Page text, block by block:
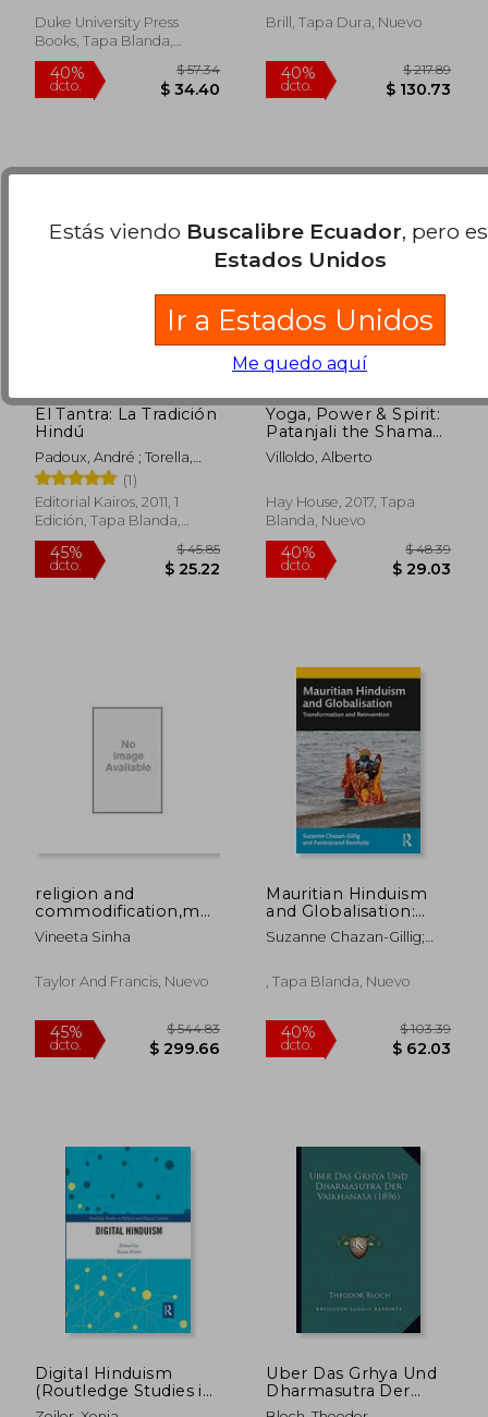
45%
dcto. $ 41.38
40%
dcto. $
Duke University Press
Books, Tapa Blanda,
Nuevo
40% $ 57.34
Modern Pilgrimage
Brill, Tapa Dura, Nuevo
40% $
El Tantra: La Tradición
Hindú
Padoux, André ; Torella,
Raffaele
(1)
Editorial Kairos, 2011, 1
Edición, Tapa Blanda,
Nuevo
Yoga, Power & Spirit:
Patanjali the Shaman
(en Inglés)
Villoldo, Alberto
Hay House, 2017, Tapa
Blanda, Nuevo
religion and
commodification,merchandizing
diasporic hinduism
Vineeta Sinha
Taylor And Francis, Nuevo
Mauritian Hinduism
and Globalisation:
Transformation and
Reinvention
Suzanne Chazan-Gillig;
, Tapa Blanda, Nuevo
Digital Hinduism
(Routledge Studies in
Religion and Digital
Uber Das Grhya Und
Dharmasutra Der
Vaikhanasa (1896) (en
Estás viendo Buscalibre Ecuador, pero
Estados Unidos
Ir a Estados Unidos
Me quedo aquí